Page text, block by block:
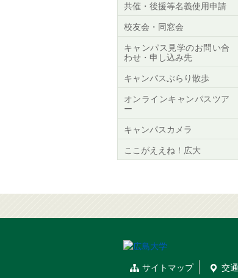
共催・後援等名義使用申請
校友会・同窓会
キャンパス見学のお問い合
わせ・申し込み先
キャンパスぶらり散歩
オンラインキャンパスツア
ー
キャンパスカメラ
ここがええね！広大
サイトマップ 交通